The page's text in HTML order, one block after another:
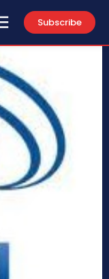
Subscribe